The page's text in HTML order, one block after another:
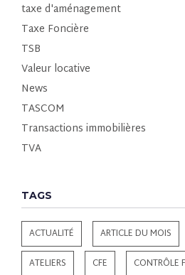
taxe d'aménagement
Taxe Foncière
TSB
Valeur locative
News
TASCOM
Transactions immobilières
TVA
TAGS
ACTUALITÉ ARTICLE DU MOIS
ATELIERS
CFE
CONTRÔLE